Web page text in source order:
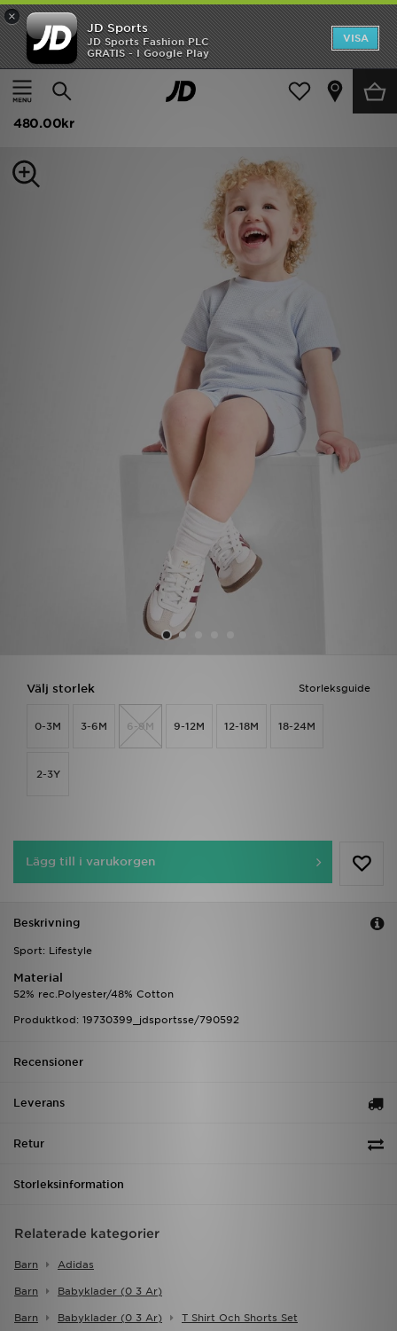
×
JD Sports
JD Sports Fashion PLC
GRATIS - I Google Play
VISA
Hem
Barn Babykläder (0-3 År) T-Shirt och Shorts Set
adidas Originals Waffle T-Shirt/Shorts Set Infant
480.00kr
Storleksguide
Välj storlek
0-3M 3-6M 6-9M 9-12M 12-18M 18-24M
2-3Y
Lägg till i varukorgen
Beskrivning
Sport: Lifestyle
Material
52% rec.Polyester/48% Cotton
Produktkod: 19730399_jdsportsse/790592
Recensioner
Leverans
Retur
Storleksinformation
Relaterade kategorier
Barn Adidas
Barn Babyklader (0 3 Ar)
Barn Babyklader (0 3 Ar) T Shirt Och Shorts Set
Hem
Rea
Dam